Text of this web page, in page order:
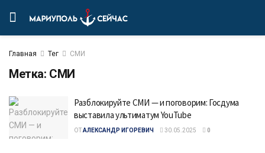
Главная Тег СМИ
Метка: СМИ
Разблокируйте СМИ — и поговорим: Госдума
выставила ультиматум YouTube
ОТАЛЕКСАНДР ИГОРЕВИЧ 30.05.2025 0